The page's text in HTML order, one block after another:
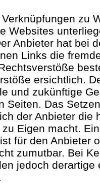
zu
Websites
Anbieter hat bei
Links die
ersichtlich.
und zukünftige
Seiten. Das
der Anbieter die
Eigen macht.
für den Anbieter
zumutbar. Bei
jedoch derartige